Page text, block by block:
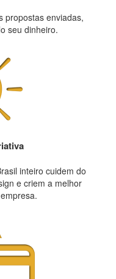
propostas enviadas,
seu dinheiro.
inteiro cuidem do
e criem a melhor